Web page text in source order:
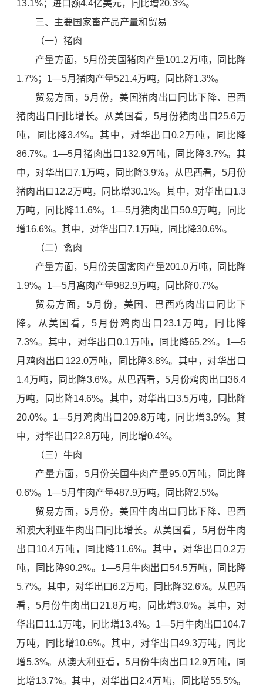
13.1%；进口额4.4亿美元，同比增20.3%。
三、主要国家畜产品产量和贸易
（一）猪肉
产量方面，5月份美国猪肉产量101.2万吨，同比降
1.7%；1—5月猪肉产量521.4万吨，同比降1.3%。
贸易方面，5月份，美国猪肉出口同比下降、巴西
猪肉出口同比增长。从美国看，5月份猪肉出口25.6万
吨，同比降3.4%。其中，对华出口0.2万吨，同比降
86.7%。1—5月猪肉出口132.9万吨，同比降3.7%。其
中，对华出口7.1万吨，同比降3.9%。从巴西看，5月份
猪肉出口12.2万吨，同比增30.1%。其中，对华出口1.3
万吨，同比降11.6%。1—5月猪肉出口50.9万吨，同比
增16.6%。其中，对华出口7.1万吨，同比降30.6%。
（二）禽肉
产量方面，5月份美国禽肉产量201.0万吨，同比降
1.9%。1—5月禽肉产量982.9万吨，同比降0.7%。
贸易方面，5月份，美国、巴西鸡肉出口同比下
降。从美国看，5月份鸡肉出口23.1万吨，同比降
7.3%。其中，对华出口0.1万吨，同比降65.2%。1—5
月鸡肉出口122.0万吨，同比降3.8%。其中，对华出口
1.4万吨，同比降3.6%。从巴西看，5月份鸡肉出口36.4
万吨，同比降14.6%。其中，对华出口3.5万吨，同比降
20.0%。1—5月鸡肉出口209.8万吨，同比增3.9%。其
中，对华出口22.8万吨，同比增0.4%。
（三）牛肉
产量方面，5月份美国牛肉产量95.0万吨，同比降
0.6%。1—5月牛肉产量487.9万吨，同比降2.5%。
贸易方面，5月份，美国牛肉出口同比下降、巴西
和澳大利亚牛肉出口同比增长。从美国看，5月份牛肉
出口10.4万吨，同比降11.6%。其中，对华出口0.2万
吨，同比降90.2%。1—5月牛肉出口54.5万吨，同比降
5.7%。其中，对华出口6.2万吨，同比降32.6%。从巴西
看，5月份牛肉出口21.8万吨，同比增3.0%。其中，对
华出口11.1万吨，同比增13.4%。1—5月牛肉出口104.7
万吨，同比增10.6%。其中，对华出口49.3万吨，同比
增5.3%。从澳大利亚看，5月份牛肉出口12.9万吨，同
比增13.7%。其中，对华出口2.4万吨，同比增55.5%。